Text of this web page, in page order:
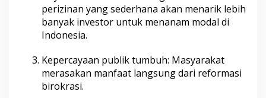
perizinan yang sederhana akan menarik lebih
banyak investor untuk menanam modal di
Indonesia.
Kepercayaan publik tumbuh: Masyarakat
merasakan manfaat langsung dari reformasi
birokrasi.